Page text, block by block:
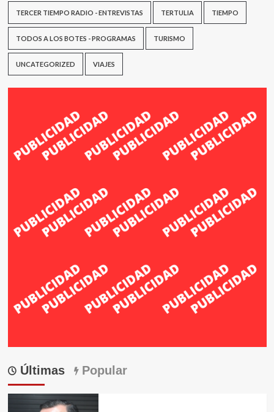
TERCER TIEMPO RADIO - ENTREVISTAS TERTULIA TIEMPO
TODOS A LOS BOTES - PROGRAMAS TURISMO
UNCATEGORIZED VIAJES
Últimas Popular